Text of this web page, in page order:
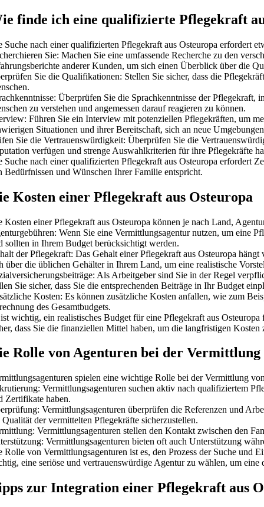
finde ich eine qualifizierte Pflegekraft
Suche nach einer qualifizierten Pflegekraft aus Osteuropa erfordert
Sie: Machen Sie eine umfassende Recherche zu den
anderer Kunden, um sich einen Überblick über die
Sie die Qualifikationen: Stellen Sie sicher, dass die
Überprüfen Sie die Sprachkenntnisse der
zu verstehen und angemessen darauf reagieren zu können.
Führen Sie ein Interview mit potenziellen Pflegekräften, um
Situationen und ihrer Bereitschaft, sich an neue
Sie die Vertrauenswürdigkeit: Überprüfen Sie die
verfügen und strenge Auswahlkriterien für ihre Pflegekräfte
Suche nach einer qualifizierten Pflegekraft aus Osteuropa erfordert
Bedürfnissen und Wünschen Ihrer Familie entspricht.
Kosten einer Pflegekraft aus Osteuropa
Kosten einer Pflegekraft aus Osteuropa können je nach Land,
Wenn Sie eine Vermittlungsagentur nutzen, um eine
sollten in Ihrem Budget berücksichtigt werden.
der Pflegekraft: Das Gehalt einer Pflegekraft aus Osteuropa
über die üblichen Gehälter in Ihrem Land, um eine realistische
Als Arbeitgeber sind Sie in der Regel
Sie sicher, dass Sie die entsprechenden Beiträge in Ihr Budget
Kosten: Es können zusätzliche Kosten anfallen, wie zum
des Gesamtbudgets.
wichtig, ein realistisches Budget für eine Pflegekraft aus
dass Sie die finanziellen Mittel haben, um die langfristigen Kosten
Rolle von Agenturen bei der Vermittlung
spielen eine wichtige Rolle bei der Vermittlung
Vermittlungsagenturen suchen aktiv nach qualifiziertem
Zertifikate haben.
Vermittlungsagenturen überprüfen die Referenzen und
Qualität der vermittelten Pflegekräfte sicherzustellen.
Vermittlungsagenturen stellen den Kontakt zwischen den
Vermittlungsagenturen bieten oft auch Unterstützung
Rolle von Vermittlungsagenturen ist es, den Prozess der Suche und
eine seriöse und vertrauenswürdige Agentur zu wählen, um
zur Integration einer Pflegekraft aus